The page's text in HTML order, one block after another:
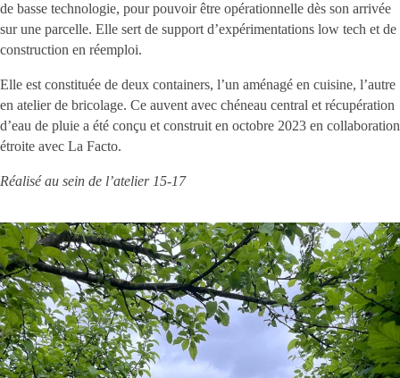
de basse technologie, pour pouvoir être opérationnelle dès son arrivée
sur une parcelle. Elle sert de support d’expérimentations low tech et de
construction en réemploi.
Elle est constituée de deux containers, l’un aménagé en cuisine, l’autre
en atelier de bricolage. Ce auvent avec chéneau central et récupération
d’eau de pluie a été conçu et construit en octobre 2023 en collaboration
étroite avec La Facto.
Réalisé au sein de l’atelier 15-17